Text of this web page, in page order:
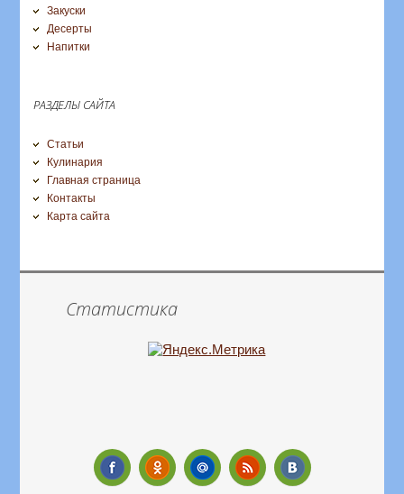
Закуски
Десерты
Напитки
РАЗДЕЛЫ САЙТА
Статьи
Кулинария
Главная страница
Контакты
Карта сайта
Статистика